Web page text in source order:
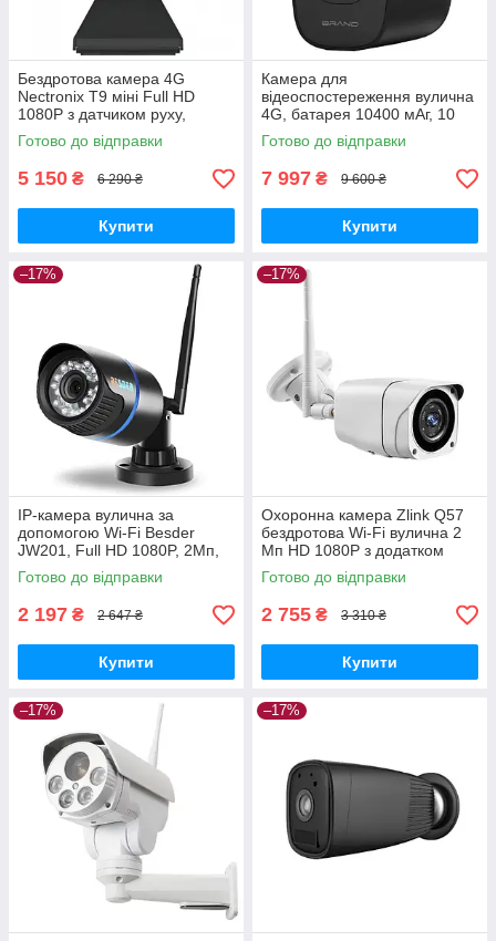
Бездротова камера 4G
Nectronix T9 міні Full HD
1080P з датчиком руху,
батарея 2600 мАг GoodPlace
-worry-free-shopping-
Готово до відправки
5 150 ₴ 6 290 ₴
Купити
Камера для
відеоспостереження вулична
4G, батарея 10400 мАг, 10
днів роботи Nectronix S3
GoodPlace -worry-free-
Готово до відправки
7 997 ₴ 9 600 ₴
Купити
–17%
IP-камера вулична за
допомогою Wi-Fi Besder
JW201, Full HD 1080P, 2Мп,
слот для SD до 64GB
GoodPlace -worry-free-
Готово до відправки
2 197 ₴ 2 647 ₴
Купити
–17%
Охоронна камера Zlink Q57
бездротова Wi-Fi вулична 2
Мп HD 1080P з додатком
CamHI GoodPlace -worry-
free-shopping-
Готово до відправки
2 755 ₴ 3 310 ₴
Купити
–17% –17%